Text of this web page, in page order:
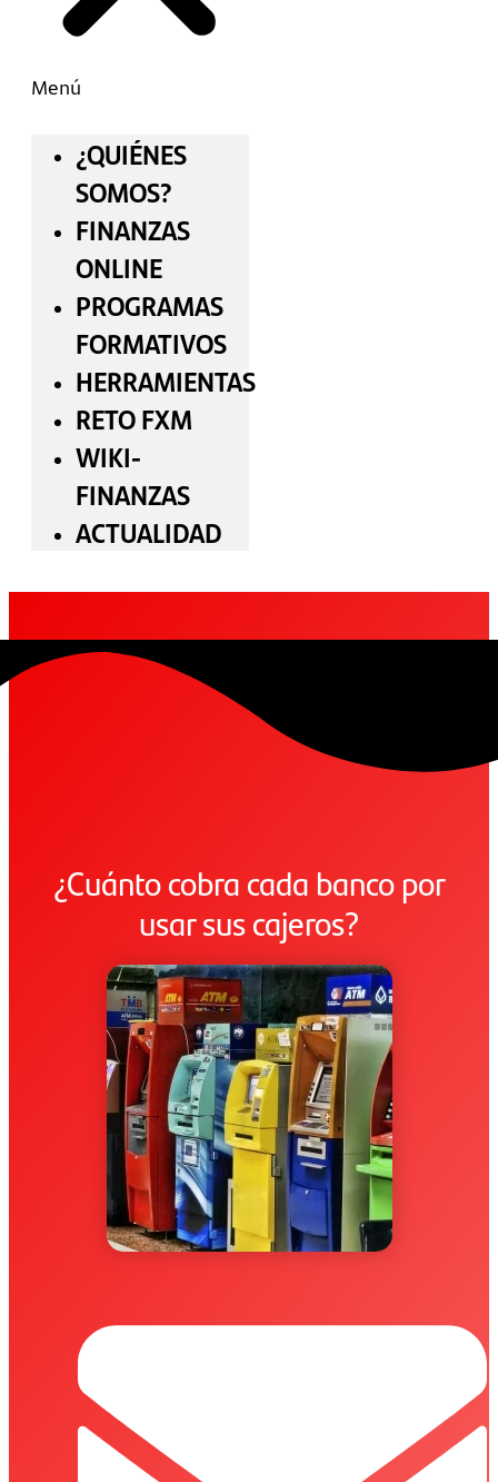
Menú
¿QUIÉNES
SOMOS?
FINANZAS
ONLINE
PROGRAMAS
FORMATIVOS
HERRAMIENTAS
RETO FXM
WIKI-
FINANZAS
ACTUALIDAD
¿Cuánto cobra cada banco por
usar sus cajeros?